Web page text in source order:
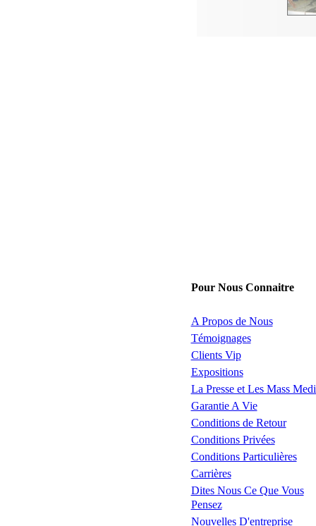
Pour Nous Connaitre
A Propos de Nous
Témoignages
Clients Vip
Expositions
La Presse et Les Mass
Garantie A Vie
Conditions de Retour
Conditions Privées
Conditions Particulières
Carrières
Dites Nous Ce Que Vous
Pensez
Nouvelles D'entreprise